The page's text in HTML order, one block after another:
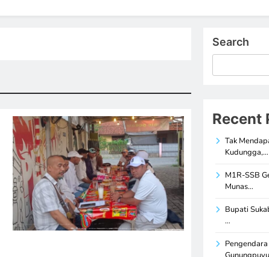
Search
Recent
Tak
Kudungga,…
M1R-SSB
Munas…
Bupati
…